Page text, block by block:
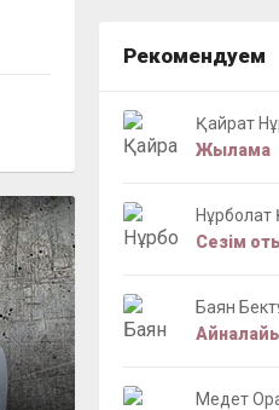
Рекомендуем
Қайрат
Жылама
Сезім
Баян
Медет